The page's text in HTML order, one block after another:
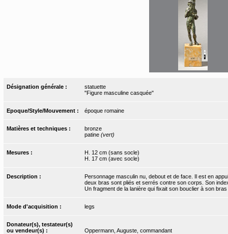
Désignation générale :
statuette
"Figure masculine casquée"
Epoque/Style/Mouvement : époque romaine
Matières et techniques :
bronze
patine (vert)
Mesures :
H. 12 cm (sans socle)
H. 17 cm (avec socle)
Description :
Personnage masculin nu, debout et de face. Il est en
deux bras sont pliés et serrés contre son corps. Son
Un fragment de la lanière qui fixait son bouclier à son
Mode d'acquisition : legs
Donateur(s), testateur(s)
ou vendeur(s) :
Oppermann, Auguste, commandant